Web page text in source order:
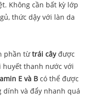
Không cần bất kỳ lớp
thức dậy với làn da
phần từtrái cây được
huyết thanh nước với
E và B có thể được
dính và đẩy nhanh quá